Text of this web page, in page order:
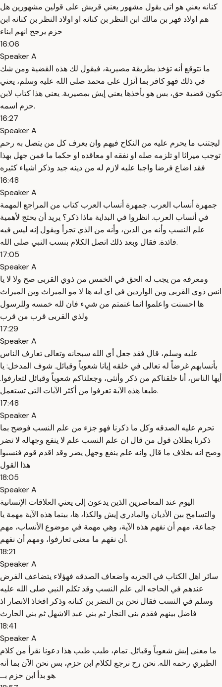
كنانه يعني هو اتى بقول مشهور يعني قريش على قولين مشهورين هل
هم اولاد فهر بن مالك ابن النظر بن كنانه او اولاد النظر بن كنانه ابن
حزم يرجح انهم ابناء
16:06
Speaker A
ما تتوقع أنه تؤخذ بطريقة مصيرية، فيقول لك هذه القضية ومن شك
في ذلك فهو كافر بما أنزل على محمد صلى الله عليه وسلم، يعني
تكون قضية حق، بس هو يأخذها يعني إيش بمصيرية. يعني هذا كتاب لابن
حزم اسمه.
16:27
Speaker A
ليجتنب ما يحرم عليه من النكاح فيهم وان يعرف كل من يتصل به رحم
توجب ميراثا او تلزمه صله او نفقه او معاقده او حكما ما فمن جهل بهذا
فقد اضاع فرضا واجبا عليه لازم له من دينه جيد وذكر اشياء كثيره
16:48
Speaker A
جمهرة أنساب العرب. جمهرة أنساب العرب كتاب من المراجع المهمة
في أنساب العرب. انظروا في البداية ماذا ذكر؟ يريد أن يحتج لأهمية
علم النسب وأنه من الدين، وأنه من الذي تجرأ ويقول إنه ليس فيه
فائدة. فقال وبعد ذلك اتصل الكلام بنسب النبي صلى الله.
17:05
Speaker A
ومعرفه من يجب له الحق في الخمس من ذوي القربى صح ولا لا يا
انس ذوي القربى وين الواردين في اي ايه ها لا مو الميراث وين الميراث
ها احسنت واعلموا انما غنمتم من شيء فان لله خمسه وللرسول
ولذي القربى قرب من قرب
17:29
Speaker A
عليه وسلم، قال فقد جعل أي الله سبحانه وتعالى تعارف الناس
بأنسابهم غرضاً له تعالى في خلقه إيانا شعوباً وقبائل. شوف المدخل: يا
أيها الناس، أنا خلقناكم من ذكر وأنثى، وجعلناكم شعوباً وقبائل لتعارفوا.
طبعا هذه الآية تعرفوا من أكثر الآيات التي تستعمل.
17:48
Speaker A
تحرم عليه الصدقه وكل ما ذكرنا فهو جزء من علم النسب فوضح بما
ذكرنا بطلان قول من قال ان علم النسب علم لا ينفع وجهاله لا تضر
وصح انه بخلاف ما قال وانه علم ينفع وجهل يضر وقد اقدم قوم فنسبوا
هذا القول
18:05
Speaker A
اليوم عند المعاصرين الذين يدعون إلى يعني العلاقات الإنسانية
والتسامح بين الأديان والمادري إيش والكذا، ها، بينما هذه الآية مهمة يا
جماعة، مهم أن نفهم هذه الآية، وهي مهمة في موضوع الأنساب، مهم
أن نفهم ما معنى تعارفوا، ومهم أن نفهم.
18:21
Speaker A
سائر اهل الكتاب في الجزيه واضعاف الصدقه فهؤلاء يتضاعف الفرض
عندهم في الحاجه الى علم النسب وقد تكلم النبي صلى الله عليه
وسلم في النسب فقال نحن بن النضر بن كنانه وذكر افخاذ الانصار اذ
فاضل بينهم فقدم بني النجار ثم بني عبد الاشهل ثم بني الحارث
18:41
Speaker A
ما معنى إيش شعوباً وقبائل. تمام، طيب طيب هذا دعونا نقرأ من كلام
الطبري رحمه الله. نحن رح نرجع لكلام ابن حزم، بس نحن الآن بما أنه
هو بدأ ابن حزم بــ.